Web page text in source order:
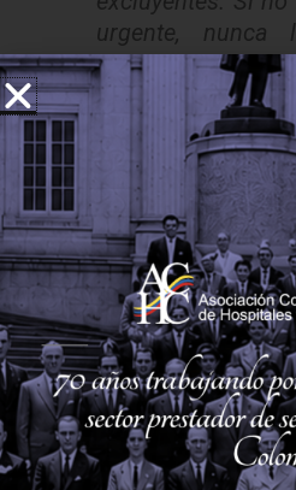
urgente, nunca
construir lo
embargo,
en la coyuntura
futuro. Este
a encontrar
motiva a
organizaciones
allá de los
inmediatos”y
que movilizar
fácil.
proyectos no
para todos,
nuestras redes y